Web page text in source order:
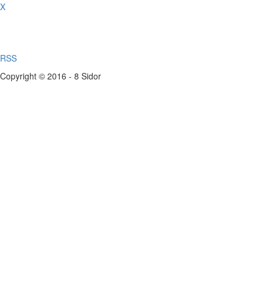
X
RSS
Copyright © 2016 - 8 Sidor